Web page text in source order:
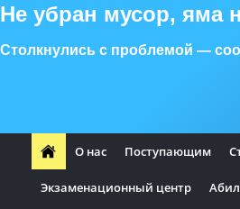
Не убран мусор, яма
Столкнулись с проблемой —
О нас Поступающим
Экзаменационный центр